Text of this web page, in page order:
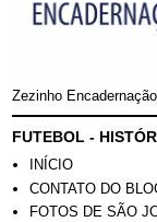
Zezinho Encadernação
FUTEBOL -
INÍCIO
CONTATO DO
FOTOS DE SÃO